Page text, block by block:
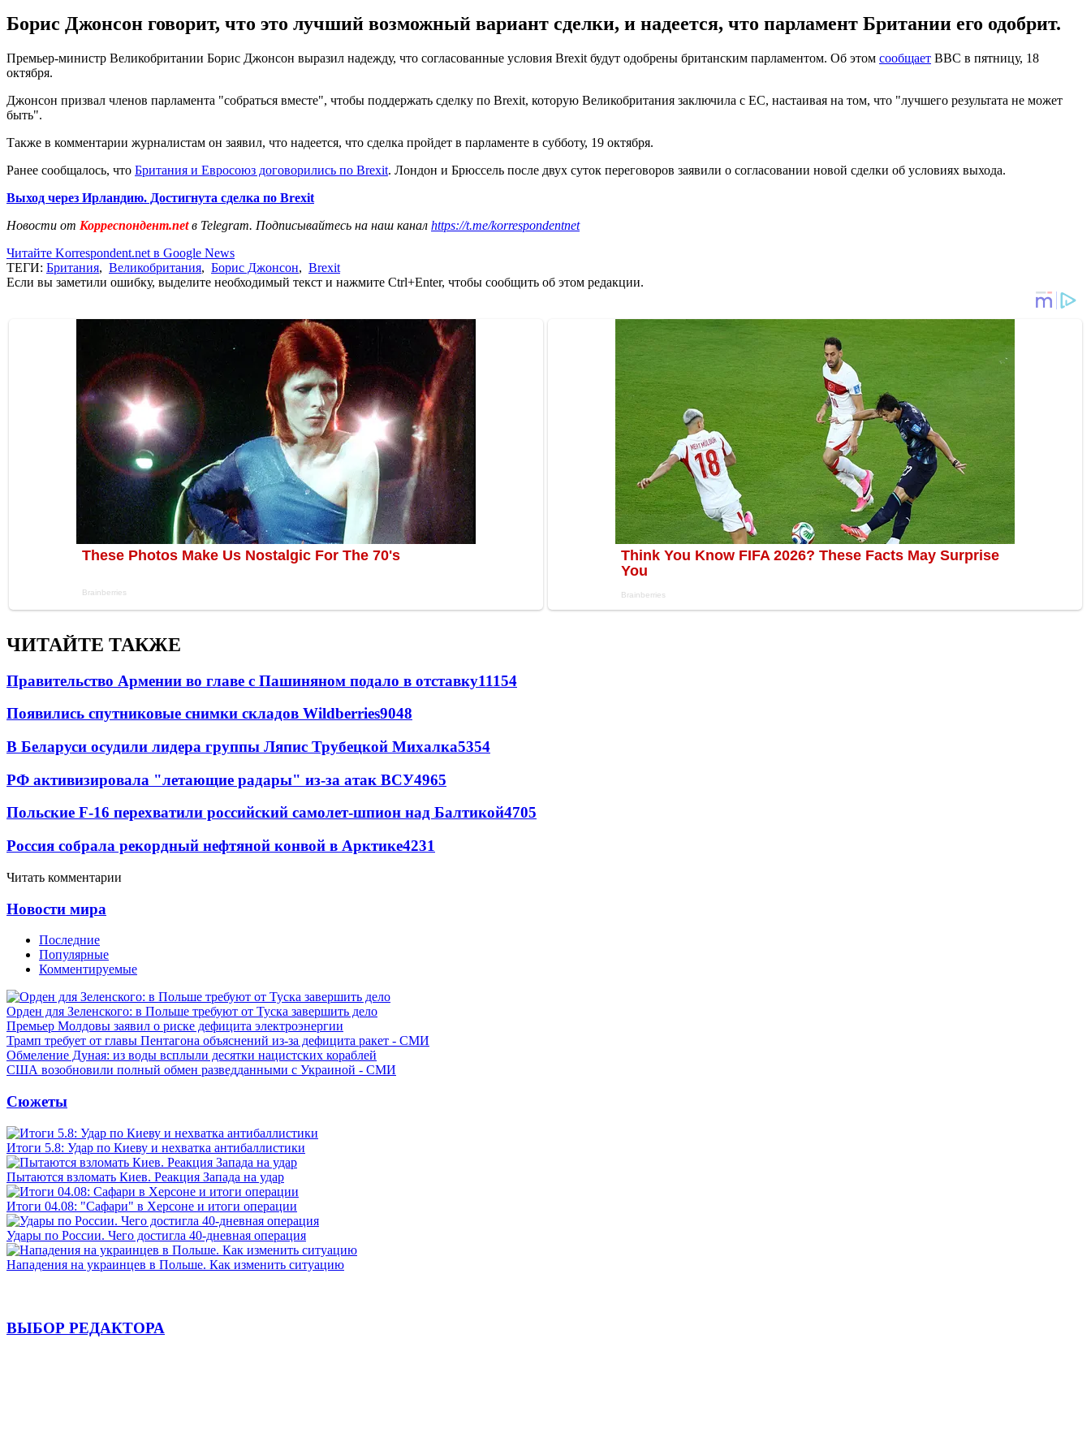
Борис Джонсон говорит, что это лучший возможный вариант сделки, и надеется, что парламент Британии его одобрит.
Премьер-министр Великобритании Борис Джонсон выразил надежду, что согласованные условия Brexit будут одобрены британским парламентом. Об этом сообщает ВВС в пятницу, 18
октября.
Джонсон призвал членов парламента "собраться вместе", чтобы поддержать сделку по Brexit, которую Великобритания заключила с ЕС, настаивая на том, что "лучшего результата не может
быть".
Также в комментарии журналистам он заявил, что надеется, что сделка пройдет в парламенте в субботу, 19 октября.
Ранее сообщалось, что Британия и Евросоюз договорились по Brexit. Лондон и Брюссель после двух суток переговоров заявили о согласовании новой сделки об условиях выхода.
Выход через Ирландию. Достигнута сделка по Brexit
Новости от Корреспондент.netв Telegram. Подписывайтесь на наш канал https://t.me/korrespondentnet
Читайте Korrespondent.net в Google News
ТЕГИ: Британия, Великобритания, Борис Джонсон, Brexit
Если вы заметили ошибку, выделите необходимый текст и нажмите Ctrl+Enter, чтобы сообщить об этом редакции.
ЧИТАЙТЕ ТАКЖЕ
Правительство Армении во главе с Пашиняном подало в отставку11154
Появились спутниковые снимки складов Wildberries9048
В Беларуси осудили лидера группы Ляпис Трубецкой Михалка5354
РФ активизировала "летающие радары" из-за атак ВСУ4965
Польские F-16 перехватили российский самолет-шпион над Балтикой4705
Россия собрала рекордный нефтяной конвой в Арктике4231
Читать комментарии
Новости мира
Последние
Популярные
Комментируемые
Орден для Зеленского: в Польше требуют от Туска завершить дело
Премьер Молдовы заявил о риске дефицита электроэнергии
Трамп требует от главы Пентагона объяснений из-за дефицита ракет - СМИ
Обмеление Дуная: из воды всплыли десятки нацистских кораблей
США возобновили полный обмен разведданными с Украиной - СМИ
Сюжеты
Итоги 5.8: Удар по Киеву и нехватка антибаллистики
Пытаются взломать Киев. Реакция Запада на удар
Итоги 04.08: "Сафари" в Херсоне и итоги операции
Удары по России. Чего достигла 40-дневная операция
Нападения на украинцев в Польше. Как изменить ситуацию
ВЫБОР РЕДАКТОРА